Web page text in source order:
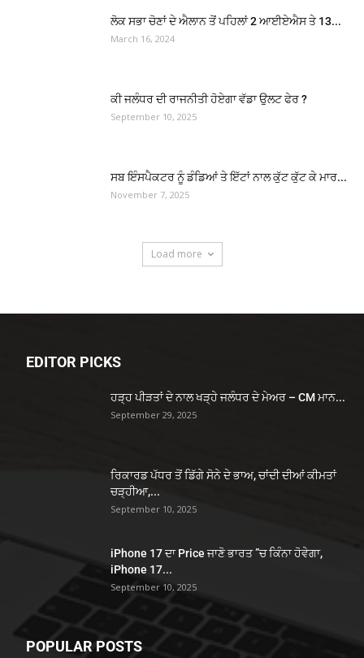
ਲੋਕ ਸਭਾ ਚੋਣਾਂ ਦੇ ਐਲਾਨ ਤੋਂ ਪਹਿਲਾਂ 2 ਆਈਏਐਸ ਤੇ 13...
March 16, 2024
ਕੀ ਜਲੰਧਰ ਦੀ ਰਾਜਨੀਤੀ ਹੋਏਗਾ ਵੱਡਾ ਉਲਟ ਫੇਰ ?
September 10, 2025
ਸਬ ਇੰਸਪੈਕਟਰ ਨੂੰ ਡੰਡਿਆਂ ਤੇ ਇੱਟਾਂ ਨਾਲ ਕੁੱਟ ਕੁੱਟ ਕੇ ਮਾਰ...
November 7, 2025
Load more
EDITOR PICKS
ਹੜ੍ਹ ਪੀੜਤਾਂ ਦੇ ਨਾਲ ਖੜ੍ਹੇ ਜਲੰਧਰ ਦੇ ਮੇਅਰ – CM ਮਾਨ...
September 29, 2025
ਰਿਕਾਰਡ ਪੱਧਰ ਤੋਂ ਡਿੱਗੇ ਸੋਨੇ ਦੇ ਭਾਅ, ਚਾਂਦੀ ਦੀਆਂ ਕੀਮਤਾਂ
ਚੜ੍ਹੀਆ,...
September 10, 2025
iPhone 17 ਦਾ Price ਜਾਣੋ ਭਾਰਤ ”ਚ ਕਿੰਨਾ ਹੋਵੇਗਾ,
iPhone 17...
September 10, 2025
POPULAR POSTS